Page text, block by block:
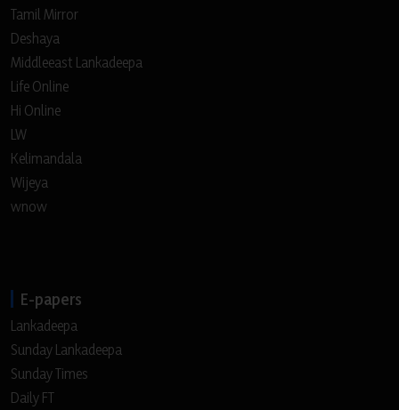
Tamil Mirror
Deshaya
Middleeast Lankadeepa
Life Online
Hi Online
LW
Kelimandala
Wijeya
wnow
E-papers
Lankadeepa
Sunday Lankadeepa
Sunday Times
Daily FT